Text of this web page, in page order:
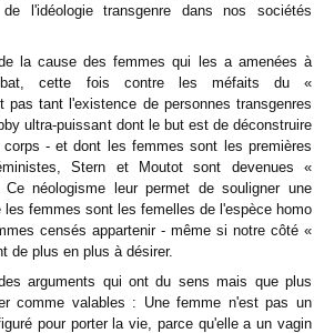
l'idéologie transgenre dans nos sociétés
la cause des femmes qui les a amenées à
cette fois contre les méfaits du «
pas tant l'existence de personnes transgenres
ultra-puissant dont le but est de déconstruire
- et dont les femmes sont les premières
Stern et Moutot sont devenues «
néologisme leur permet de souligner une
femmes sont les femelles de l'espèce homo
censés appartenir - même si notre côté «
de plus en plus à désirer.
arguments qui ont du sens mais que plus
comme valables : Une femme n'est pas un
pour porter la vie, parce qu'elle a un vagin